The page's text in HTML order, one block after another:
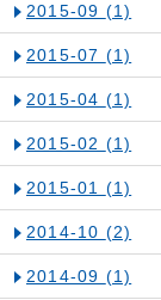
2015-09 (1)
2015-07 (1)
2015-04 (1)
2015-02 (1)
2015-01 (1)
2014-10 (2)
2014-09 (1)